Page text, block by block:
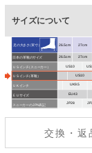
サイズについて
交換・返